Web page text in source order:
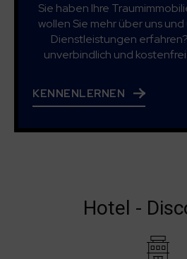
Sie haben Ihre
wollen Sie mehr über uns
Dienstleistungen
unverbindlich und
KENNENLERNEN
Hotel -